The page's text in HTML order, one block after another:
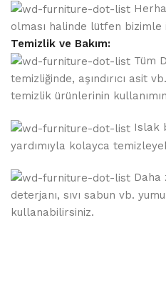
olması halinde lütfen bizimle
Temizlik ve Bakım:
Tüm
temizliğinde, aşındırıcı asit
temizlik ürünlerinin
Islak
yardımıyla kolayca
Daha
deterjanı, sıvı sabun vb.
kullanabilirsiniz.